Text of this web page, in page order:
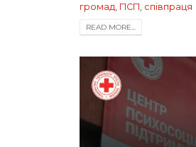
громад ПСП співпраця
READ MORE...